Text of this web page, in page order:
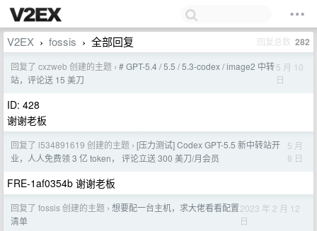
V2EX › fossis › 全部回复 回复总数 282
回复了 cxzweb 创建的主题 › # GPT-5.4 / 5.5 / 5.3-codex / image2 中转
站，评论送 15 美刀
5 月 10
日
ID: 428
谢谢老板
回复了 l534891619 创建的主题 › [压力测试] Codex GPT-5.5 新中转站开
业，人人免费领 3 亿 token， 评论立送 300 美刀/月会员
5 月
8 日
FRE-1af0354b 谢谢老板
回复了 fossis 创建的主题 › 想要配一台主机，求大佬看看配置
清单
2023 年 2 月 12
日